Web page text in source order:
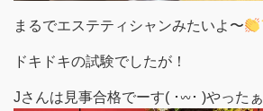
まるでエステティシャンみたいよ〜
ドキドキの試験でしたが！
Jさんは見事合格でーす( ･𖥦･ )やったぁ